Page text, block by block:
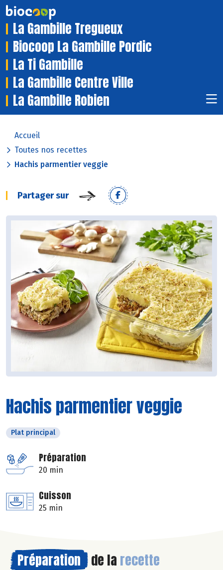
La Gambille Tregueux
Biocoop La Gambille Pordic
La Ti Gambille
La Gambille Centre Ville
La Gambille Robien
Accueil
Toutes nos recettes
Hachis parmentier veggie
Partager sur
Hachis parmentier veggie
Plat principal
Préparation
20 min
Cuisson
25 min
Préparation de la recette